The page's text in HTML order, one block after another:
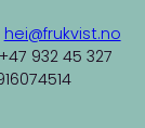
hei@frukvist.no
932 45 327